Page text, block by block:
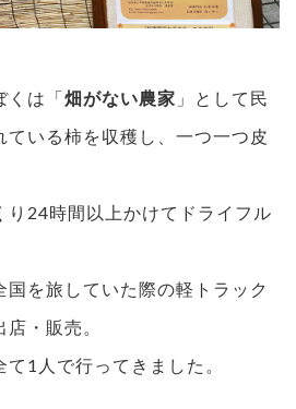
くは「畑がない農家 」として民
ている柿を収穫し、一つ一つ皮
り24時間以上かけてドライフル
を旅していた際の軽トラック
・販売。
1人で行ってきました。